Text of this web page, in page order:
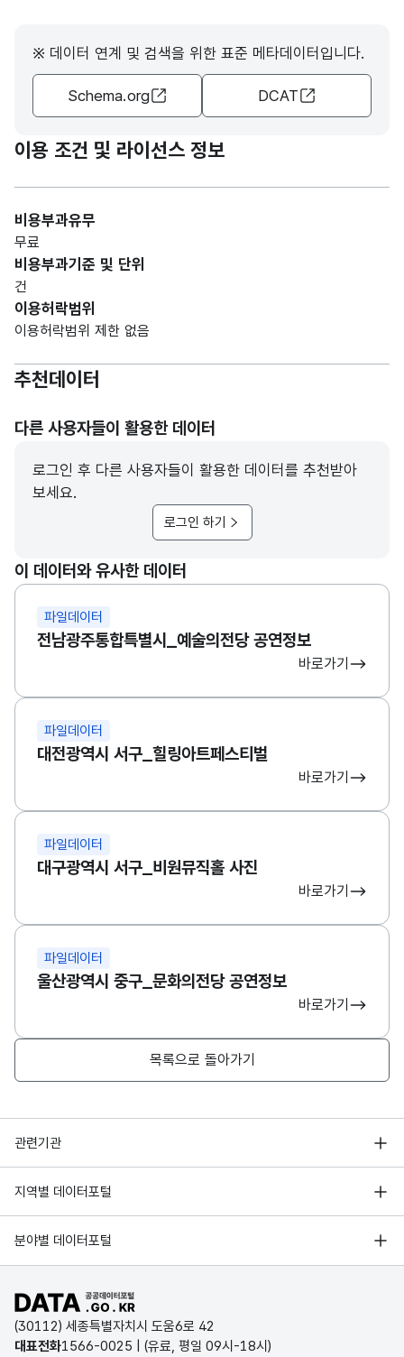
※ 데이터 연계 및 검색을 위한 표준 메타데이터입니다.
Schema.org DCAT
이용 조건 및 라이선스 정보
비용부과유무
무료
비용부과기준 및 단위
건
이용허락범위
이용허락범위 제한 없음
추천데이터
다른 사용자들이 활용한 데이터
로그인 후 다른 사용자들이 활용한 데이터를 추천받아
보세요.
로그인 하기
이 데이터와 유사한 데이터
파일데이터
전남광주통합특별시_예술의전당 공연정보
바로가기
파일데이터
대전광역시 서구_힐링아트페스티벌
바로가기
파일데이터
대구광역시 서구_비원뮤직홀 사진
바로가기
파일데이터
울산광역시 중구_문화의전당 공연정보
바로가기
목록으로 돌아가기
관련기관
행정안전부
한국지능정보사회진흥원
국가정보자원관리원
지역별 데이터포털
서울 열린데이터광장
경기데이터드림
D-데이터허브
인천데이터포털
분야별 데이터포털
기상자료개방포털
국토교통부 공간정보오픈플랫폼
환경부 환경데이터포털
문화데이터광장
공공데이터포털 바로가기
(30112) 세종특별자치시 도움6로 42
대표전화1566-0025 | (유료, 평일 09시-18시)